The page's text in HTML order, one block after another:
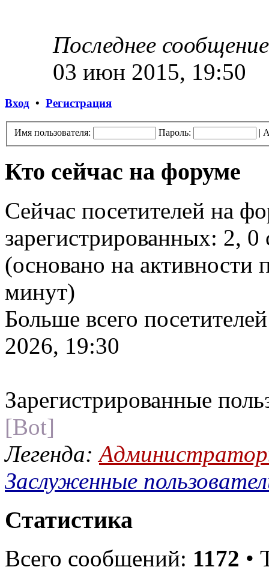
Последнее сообщение
03 июн 2015, 19:50
Вход • Регистрация
Имя пользователя: Пароль: |
Кто сейчас на форуме
Сейчас посетителей на
зарегистрированных: 2,
(основано на активности
минут)
Больше всего
2026, 19:30
Зарегистрированные
[Bot]
Легенда:
Заслуженные
Статистика
Всего сообщений: 1172 •